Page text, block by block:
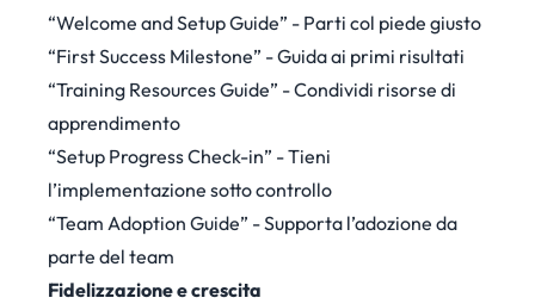
“Welcome and Setup Guide” - Parti col piede giusto
“First Success Milestone” - Guida ai primi risultati
“Training Resources Guide” - Condividi risorse di
apprendimento
“Setup Progress Check-in” - Tieni
l’implementazione sotto controllo
“Team Adoption Guide” - Supporta l’adozione da
parte del team
Fidelizzazione e crescita